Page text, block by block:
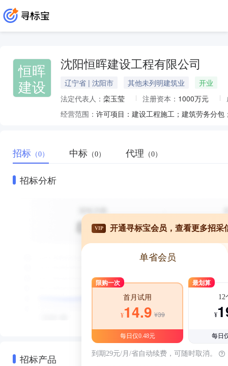
恒晖
建设
沈阳恒晖建设工程有限公司
辽宁省 | 沈阳市 其他未列明建筑业
开业
法定代表人： 栾玉莹 注册资本： 1000万元
经营范围：
招标 （0） 中标 （0） 代理 （0）
招标分析
招标产品
VIP 开通寻标宝会员，查看更多招采
单省会员
限购一次
首月试用
¥14.9 ¥39
每日仅0.48元
最划算
12
¥
每日
到期29元/月/省自动续费，可随时取消。